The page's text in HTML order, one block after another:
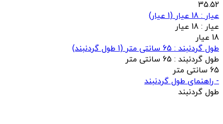
35.52
عيار : 18 عیار
(
1 عيار)
عيار : 18 عیار
18 عیار
طول گردنبند : 65 سانتی متر
(
1 طول گردنبند)
طول گردنبند : 65 سانتی متر
65 سانتی متر
- راهنمای طول گردنبند
طول گردنبند